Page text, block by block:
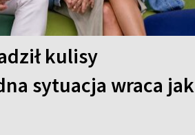
kulisy
sytuacja wraca jak